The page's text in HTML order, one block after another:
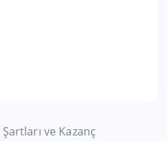
Şartları ve Kazanç